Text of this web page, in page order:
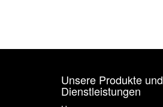
Unsere Produkte und
Dienstleistungen